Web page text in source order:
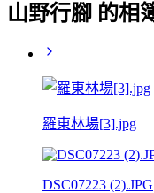
山野行腳 的相
羅東林場[3].jpg
DSC07223 (2).JPG